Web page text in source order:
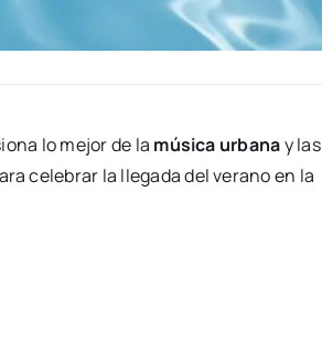
lo mejor de la músi­ca urba­nay las
cele­brar la lle­ga­da del verano en la